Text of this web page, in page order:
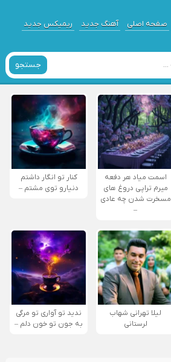
صفحه اصلی آهنگ جدید ریمیکس جدید
جستجو
اسمت میاد هر دفعه
میرم تراپی دروغ‌ های
مسخرت شدن چه عادی
–
کنار تو انگار داشتم
دنیارو توی مشتم –
لیلا تهرانی شهاب
لرستانی
ندید تو آواری تو مرگی
به جون تو خون دلم –